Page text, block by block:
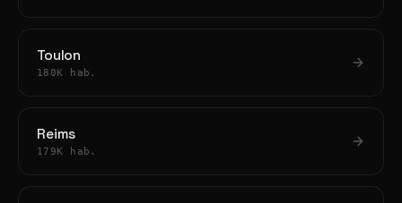
Toulon
180K hab.
Reims
179K hab.